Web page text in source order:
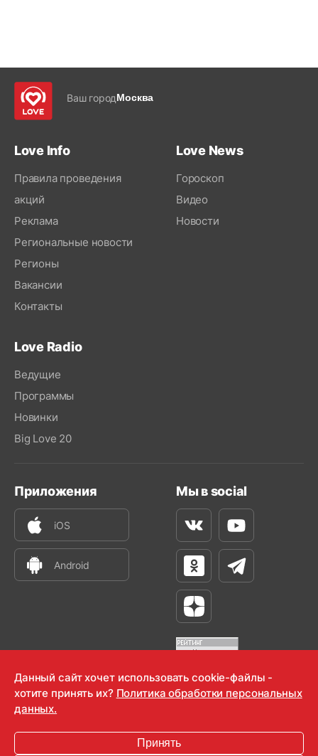
Ваш городМосква
Love Info
Правила проведения
акций
Реклама
Региональные новости
Регионы
Вакансии
Контакты
Love News
Гороскоп
Видео
Новости
Love Radio
Ведущие
Программы
Новинки
Big Love 20
Приложения
iOS
Android
Мы в social
ВконтактеYoutube
Одноклассники
Телеграм
Яндекс Дзен
OOO "Радио-Любовь" 2000-2026
Данный сайт хочет использовать cookie-файлы -
хотите принять их? Политика обработки персональных
данных.
Принять